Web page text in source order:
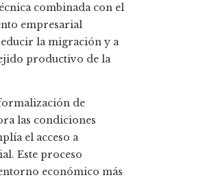
combinada con el
empresarial
la migración y a
productivo de la
de
las condiciones
el acceso a
Este proceso
económico más